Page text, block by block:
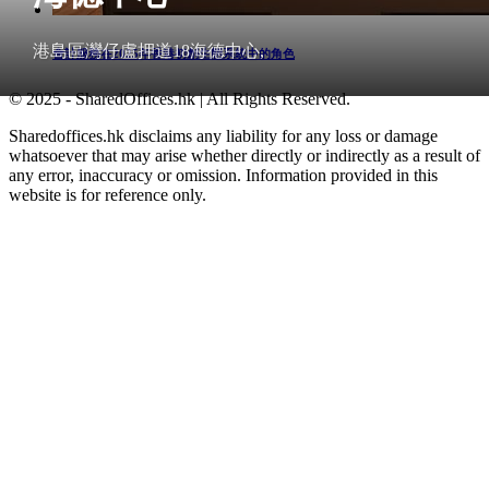
港島區灣仔盧押道18海德中心,
會計服務在2025年香港初創生態系統中的角色
© 2025 - SharedOffices.hk | All Rights Reserved.
Sharedoffices.hk disclaims any liability for any loss or damage
whatsoever that may arise whether directly or indirectly as a result of
any error, inaccuracy or omission. Information provided in this
website is for reference only.